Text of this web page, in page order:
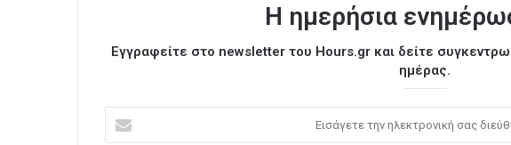
Η ημερήσια
Εγγραφείτε στο newsletter του Hours.gr και δείτε
ημέρας.